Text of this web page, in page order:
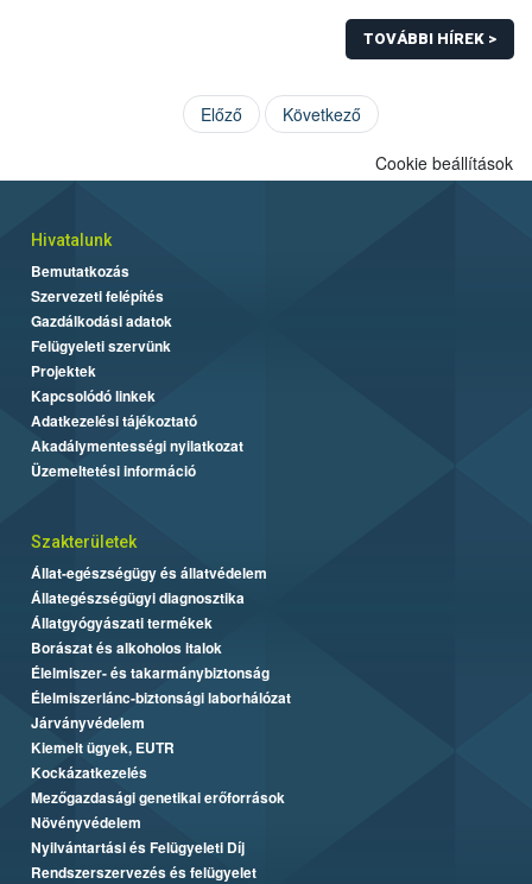
TOVÁBBI HÍREK >
Előző Következő
Cookie beállítások
Hivatalunk
Bemutatkozás
Szervezeti felépítés
Gazdálkodási adatok
Felügyeleti szervünk
Projektek
Kapcsolódó linkek
Adatkezelési tájékoztató
Akadálymentességi nyilatkozat
Üzemeltetési információ
Szakterületek
Állat-egészségügy és állatvédelem
Állategészségügyi diagnosztika
Állatgyógyászati termékek
Borászat és alkoholos italok
Élelmiszer- és takarmánybiztonság
Élelmiszerlánc-biztonsági laborhálózat
Járványvédelem
Kiemelt ügyek, EUTR
Kockázatkezelés
Mezőgazdasági genetikai erőforrások
Növényvédelem
Nyilvántartási és Felügyeleti Díj
Rendszerszervezés és felügyelet